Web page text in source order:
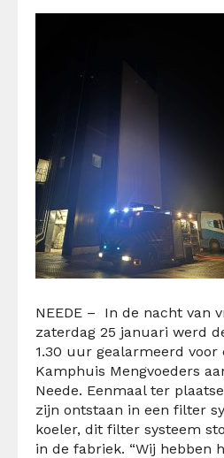
NEEDE – In de nacht van
zaterdag 25 januari werd
1.30 uur gealarmeerd voor
Kamphuis Mengvoeders
Neede. Eenmaal ter
zijn ontstaan in een filter
koeler, dit filter systeem
in de fabriek. “Wij hebben